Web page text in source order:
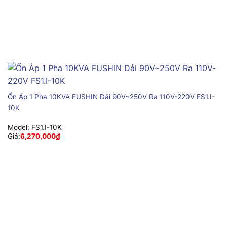
Ổn Áp 1 Pha 10KVA FUSHIN Dải 90V~250V Ra 110V-220V FS1.I-
10K
Model: FS1.I-10K
Giá:6,270,000₫